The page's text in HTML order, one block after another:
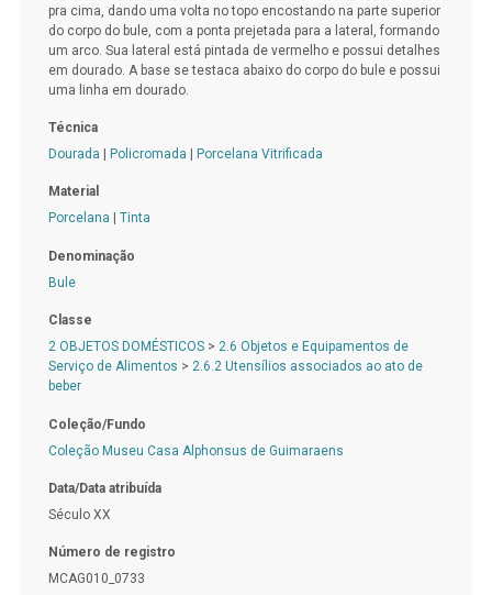
pra cima, dando uma volta no topo encostando na parte superior
do corpo do bule, com a ponta prejetada para a lateral, formando
um arco. Sua lateral está pintada de vermelho e possui detalhes
em dourado. A base se testaca abaixo do corpo do bule e possui
uma linha em dourado.
Técnica
Dourada
Policromada Porcelana Vitrificada
Material
Porcelana
Tinta
Denominação
Bule
Classe
2 OBJETOS DOMÉSTICOS> 2.6 Objetos e Equipamentos de
Serviço de Alimentos > 2.6.2 Utensílios associados ao ato de
beber
Coleção/Fundo
Coleção Museu Casa Alphonsus de Guimaraens
Data/Data atribuída
Século XX
Número de registro
MCAG010_0733